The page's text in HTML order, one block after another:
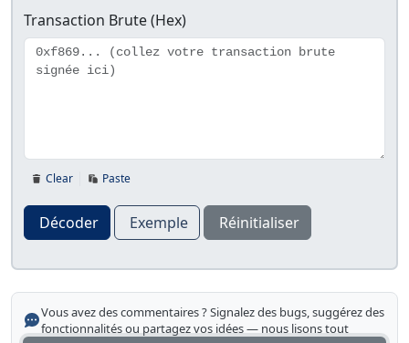
Transaction Brute (Hex)
Clear Paste
Décoder Exemple Réinitialiser
Vous avez des commentaires ? Signalez des bugs, suggérez des
fonctionnalités ou partagez vos idées — nous lisons tout